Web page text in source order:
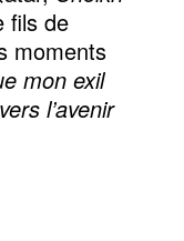
fils de
moments
mon exil
l’avenir